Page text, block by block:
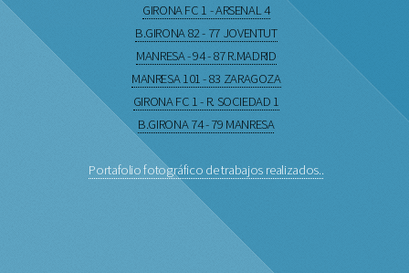
GIRONA FC 1 - ARSENAL 4
B.GIRONA 82 - 77 JOVENTUT
MANRESA - 94 - 87 R.MADRID
MANRESA 101 - 83 ZARAGOZA
GIRONA FC 1 - R. SOCIEDAD 1
B.GIRONA 74 - 79 MANRESA
Portafolio fotográfico de trabajos realizados..